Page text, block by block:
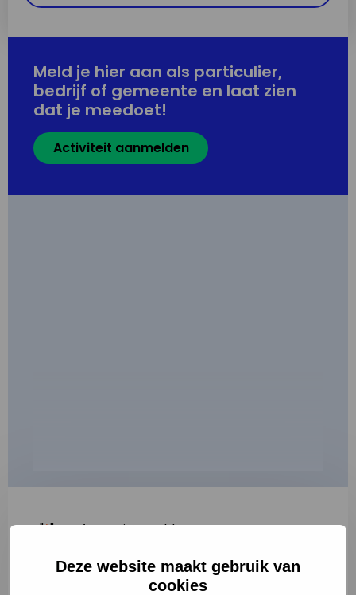
Deze website maakt gebruik van
cookies
Meld je hier aan als particulier,
bedrijf of gemeente en laat zien
dat je meedoet!
Activiteit aanmelden
"*" geeft vereiste velden aan
2